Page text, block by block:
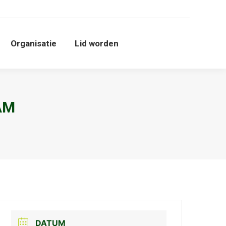
Organisatie Lid worden
DATUM
Organisatie Lid worden